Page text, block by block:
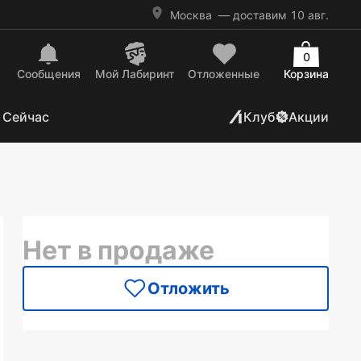
Москва — доставим 10 авг.
Сообщения Mой Лабиринт Отложенные Корзина
0
Клуб Акции
Нет в продаже
Отложить